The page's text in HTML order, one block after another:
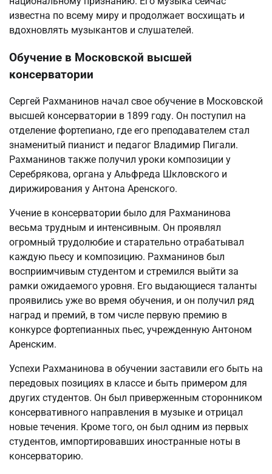
известна по всему миру и продолжает восхищать и
вдохновлять музыкантов и слушателей.
Обучение в Московской высшей
консерватории
Сергей Рахманинов начал свое обучение в Московской
высшей консерватории в 1899 году. Он поступил на
отделение фортепиано, где его преподавателем стал
знаменитый пианист и педагог Владимир Пигали.
Рахманинов также получил уроки композиции у
Серебрякова, органа у Альфреда Шкловского и
дирижирования у Антона Аренского.
Учение в консерватории было для Рахманинова
весьма трудным и интенсивным. Он проявлял
огромный трудолюбие и старательно отрабатывал
каждую пьесу и композицию. Рахманинов был
восприимчивым студентом и стремился выйти за
рамки ожидаемого уровня. Его выдающиеся таланты
проявились уже во время обучения, и он получил ряд
наград и премий, в том числе первую премию в
конкурсе фортепианных пьес, учрежденную Антоном
Аренским.
Успехи Рахманинова в обучении заставили его быть на
передовых позициях в классе и быть примером для
других студентов. Он был приверженным сторонником
консервативного направления в музыке и отрицал
новые течения. Кроме того, он был одним из первых
студентов, импортировавших иностранные ноты в
консерваторию.